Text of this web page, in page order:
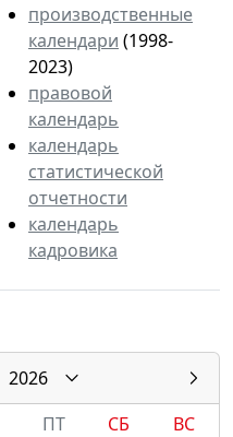
производственные
календари (1998-
2023)
правовой
календарь
календарь
статистической
отчетности
календарь
кадровика
2026
ПТ СБ
ВС